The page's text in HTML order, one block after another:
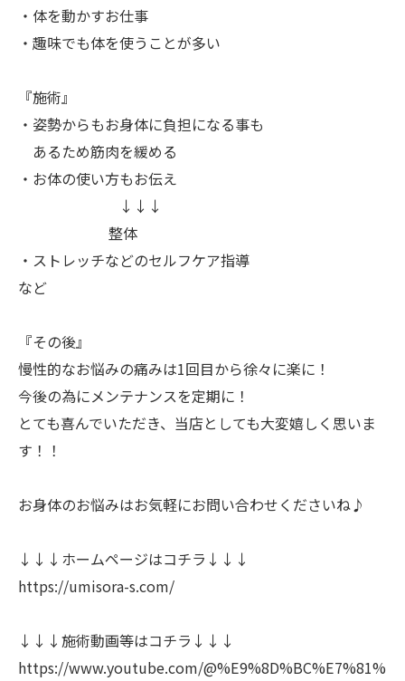
・体を動かすお仕事
・趣味でも体を使うことが多い
『施術』
・姿勢からもお身体に負担になる事も
あるため筋肉を緩める
・お体の使い方もお伝え
↓↓↓
整体
・ストレッチなどのセルフケア指導
など
『その後』
慢性的なお悩みの痛みは1回目から徐々に楽に！
今後の為にメンテナンスを定期に！
とても喜んでいただき、当店としても大変嬉しく思いま
す！！
お身体のお悩みはお気軽にお問い合わせくださいね♪
↓↓↓ホームページはコチラ↓↓↓
https://umisora-s.com/
↓↓↓施術動画等はコチラ↓↓↓
https://www.youtube.com/@%E9%8D%BC%E7%81%